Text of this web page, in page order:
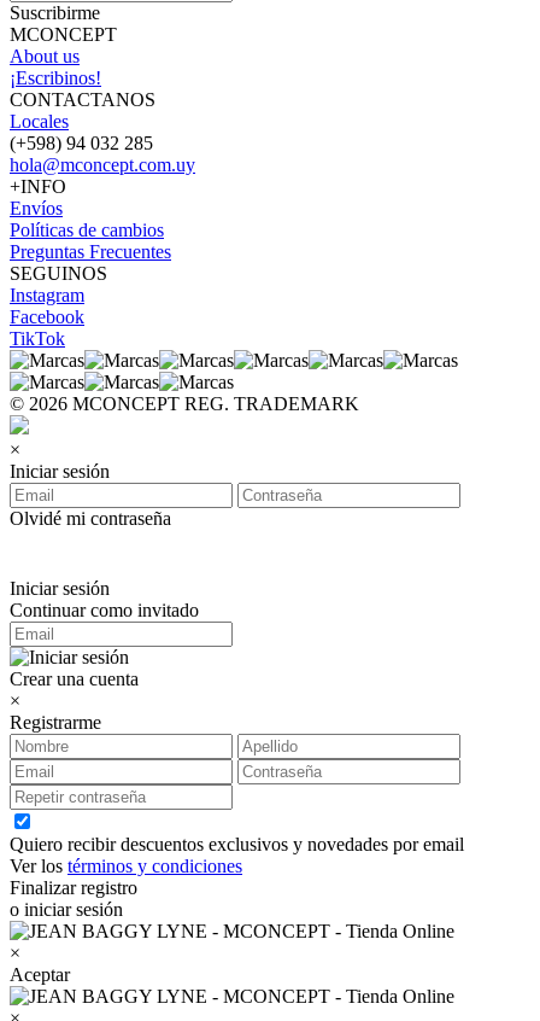
Suscribirme
MCONCEPT
About us
¡Escribinos!
CONTACTANOS
Locales
(+598) 94 032 285
hola@mconcept.com.uy
+INFO
Envíos
Políticas de cambios
Preguntas Frecuentes
SEGUINOS
Instagram
Facebook
TikTok
© 2026 MCONCEPT REG. TRADEMARK
×
Iniciar sesión
Olvidé mi contraseña
Iniciar sesión
Continuar como invitado
Crear una cuenta
×
Registrarme
Quiero recibir descuentos exclusivos y novedades por email
Ver los términos y condiciones
Finalizar registro
o iniciar sesión
×
Aceptar